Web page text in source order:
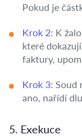
Pokud je
Krok 2: K
které
faktury,
Krok 3: Soud
ano, nařídí
5. Exekuce